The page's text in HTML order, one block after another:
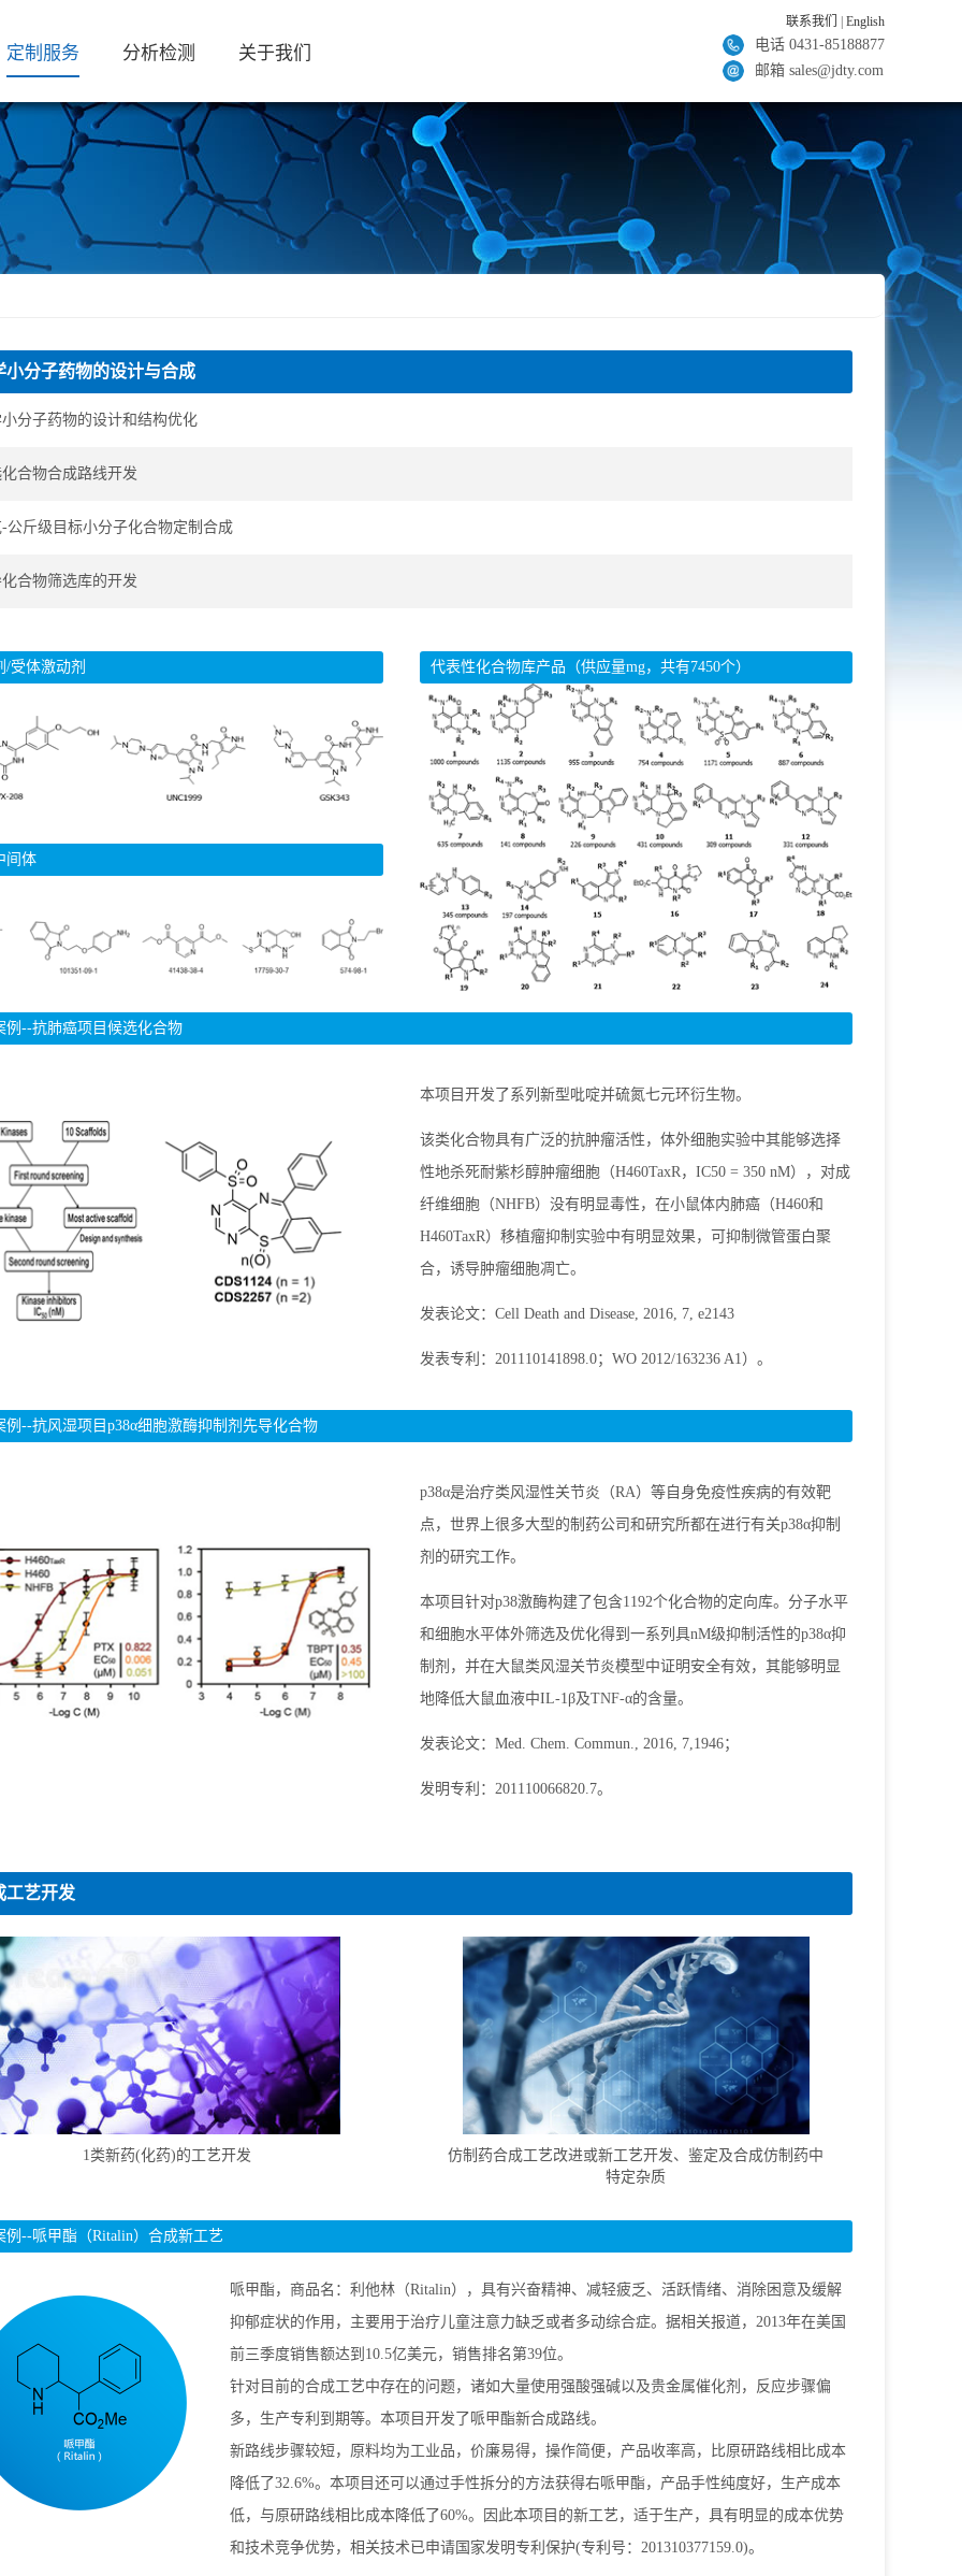
定制服务 分析检测 关于我们
联系我们 English
电话 0431-85188877
邮箱 sales@jdty.com
小分子药物的设计与合成
分子药物的设计和结构优化
合物合成路线开发
公斤级目标小分子化合物定制合成
合物筛选库的开发
/受体激动剂
间体
代表性化合物库产品（供应量mg，共有7450个）
例--抗肺癌项目候选化合物
本项目开发了系列新型吡啶并硫氮七元环衍生物。
该类化合物具有广泛的抗肿瘤活性，体外细胞实验中其能够选择
性地杀死耐紫杉醇肿瘤细胞（H460TaxR，IC50 = 350 nM），对成
纤维细胞（NHFB）没有明显毒性，在小鼠体内肺癌（H460和
H460TaxR）移植瘤抑制实验中有明显效果，可抑制微管蛋白聚
合，诱导肿瘤细胞凋亡。
发表论文：Cell Death and Disease, 2016, 7, e2143
发表专利：201110141898.0；WO 2012/163236 A1）。
例--抗风湿项目p38α细胞激酶抑制剂先导化合物
p38α是治疗类风湿性关节炎（RA）等自身免疫性疾病的有效靶
点，世界上很多大型的制药公司和研究所都在进行有关p38α抑制
剂的研究工作。
本项目针对p38激酶构建了包含1192个化合物的定向库。分子水平
和细胞水平体外筛选及优化得到一系列具nM级抑制活性的p38α抑
制剂，并在大鼠类风湿关节炎模型中证明安全有效，其能够明显
地降低大鼠血液中IL-1β及TNF-α的含量。
发表论文：Med. Chem. Commun., 2016, 7,1946；
发明专利：201110066820.7。
工艺开发
1类新药(化药)的工艺开发
仿制药合成工艺改进或新工艺开发、鉴定及合成仿制药中
特定杂质
例--哌甲酯（Ritalin）合成新工艺
哌甲酯，商品名：利他林（Ritalin），具有兴奋精神、减轻疲乏、活跃情绪、消除困意及缓解
抑郁症状的作用，主要用于治疗儿童注意力缺乏或者多动综合症。据相关报道，2013年在美国
前三季度销售额达到10.5亿美元，销售排名第39位。
针对目前的合成工艺中存在的问题，诸如大量使用强酸强碱以及贵金属催化剂，反应步骤偏
多，生产专利到期等。本项目开发了哌甲酯新合成路线。
新路线步骤较短，原料均为工业品，价廉易得，操作简便，产品收率高，比原研路线相比成本
降低了32.6%。本项目还可以通过手性拆分的方法获得右哌甲酯，产品手性纯度好，生产成本
低，与原研路线相比成本降低了60%。因此本项目的新工艺，适于生产，具有明显的成本优势
和技术竞争优势，相关技术已申请国家发明专利保护(专利号：201310377159.0)。